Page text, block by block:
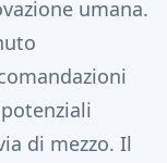
umana.
di mezzo. Il